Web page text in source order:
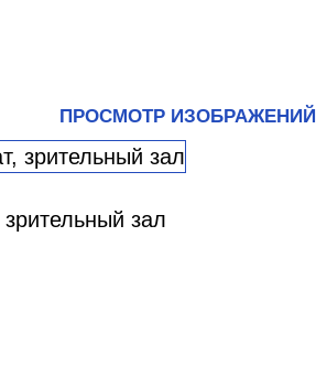
ПРОСМОТР ИЗОБРАЖЕНИЙ
зал